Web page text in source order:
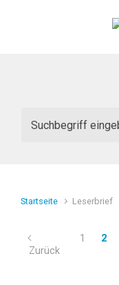
Startseite Leserbrief
Zurück
1 2